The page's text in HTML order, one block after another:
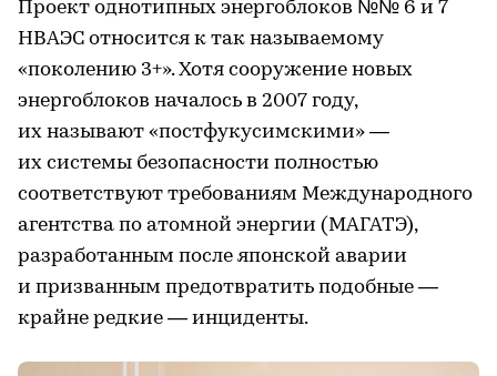
Проект однотипных энергоблоков №№ 6 и 7
НВАЭС относится к так называемому
«поколению 3+». Хотя сооружение новых
энергоблоков началось в 2007 году,
их называют «постфукусимскими» —
их системы безопасности полностью
соответствуют требованиям Международного
агентства по атомной энергии (МАГАТЭ),
разработанным после японской аварии
и призванным предотвратить подобные —
крайне редкие — инциденты.